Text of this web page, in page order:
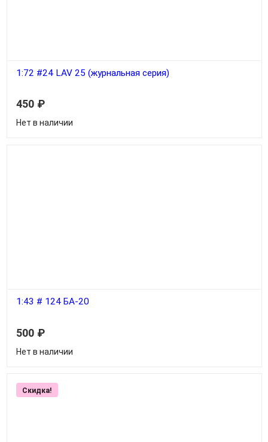
1:72 #24 LAV 25 (журнальная серия)
450 ₽
Нет в наличии
1:43 # 124 БА-20
500 ₽
Нет в наличии
Скидка!